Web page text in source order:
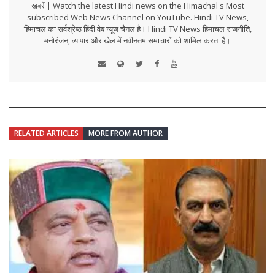
खबरें | Watch the latest Hindi news on the Himachal's Most
subscribed Web News Channel on YouTube. Hindi TV News,
हिमाचल का सर्वश्रेष्ठ हिंदी वेब न्यूज चैनल है। Hindi TV News हिमाचल राजनीति,
मनोरंजन, व्यापार और खेल में नवीनतम समाचारों को शामिल करता है।
RELATED ARTICLES MORE FROM AUTHOR